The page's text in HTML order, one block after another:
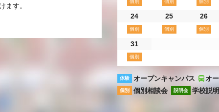
ます。
24 25 26
31
体験 オープンキャンパス オ
個別 個別相談会 説明会 学校説